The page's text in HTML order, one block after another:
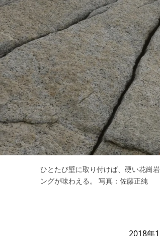
ひとたび壁に取り付けば、硬い花崗
ングが味わえる。 写真：佐藤正純
2018年